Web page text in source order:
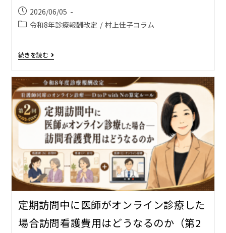
2026/06/05
令和8年診療報酬改定 / 村上佳子コラム
続きを読む
定期訪問中に医師がオンライン診療した
場合――訪問看護費用はどうなるのか（第2